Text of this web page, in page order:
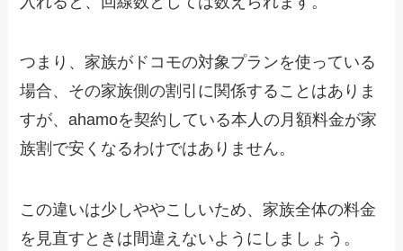
つまり、家族がドコモの対象プランを使っている
場合、その家族側の割引に関係することはありま
すが、ahamoを契約している本人の月額料金が家
族割で安くなるわけではありません。
この違いは少しややこしいため、家族全体の料金
を見直すときは間違えないようにしましょう。